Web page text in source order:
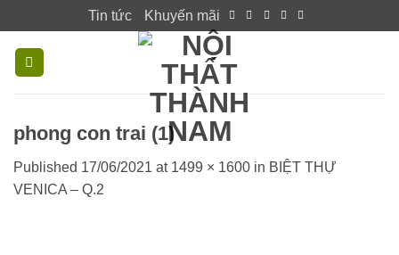
to
content
Tin tức Khuyến mãi
phong con trai (1)
Published 17/06/2021 at 1499 × 1600 in BIỆT THỰ
VENICA – Q.2